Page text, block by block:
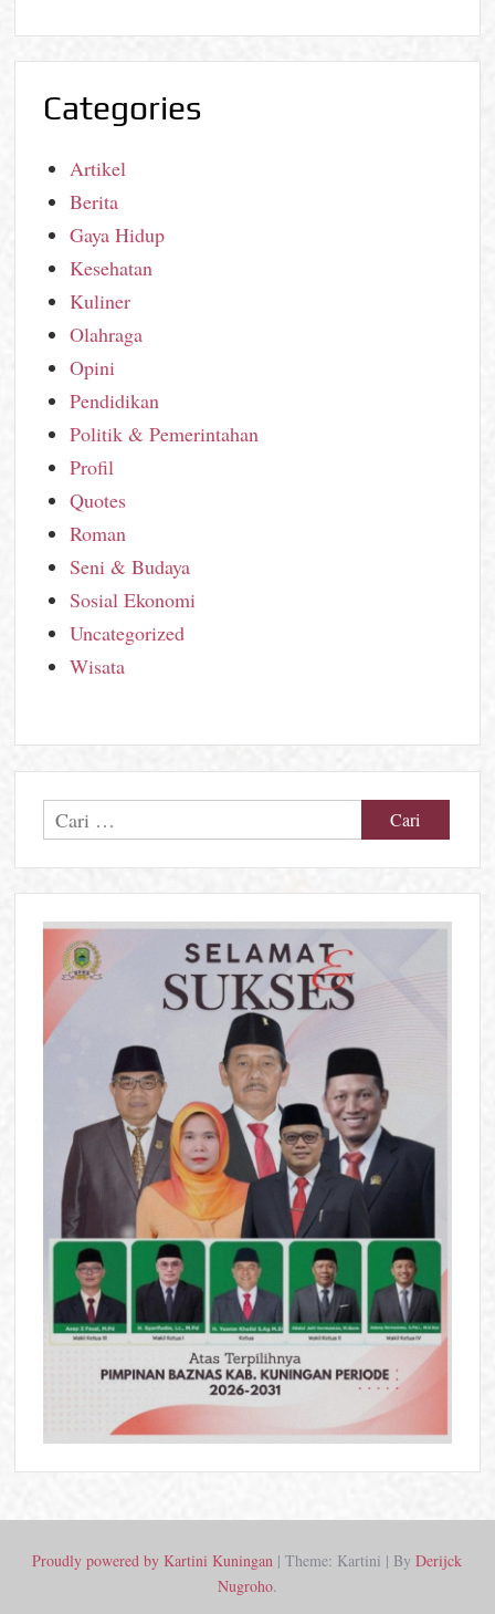
Categories
Artikel
Berita
Gaya Hidup
Kesehatan
Kuliner
Olahraga
Opini
Pendidikan
Politik & Pemerintahan
Profil
Quotes
Roman
Seni & Budaya
Sosial Ekonomi
Uncategorized
Wisata
Cari
untuk:
Proudly powered by Kartini Kuningan |Theme: Kartini | ByDerijck
Nugroho.